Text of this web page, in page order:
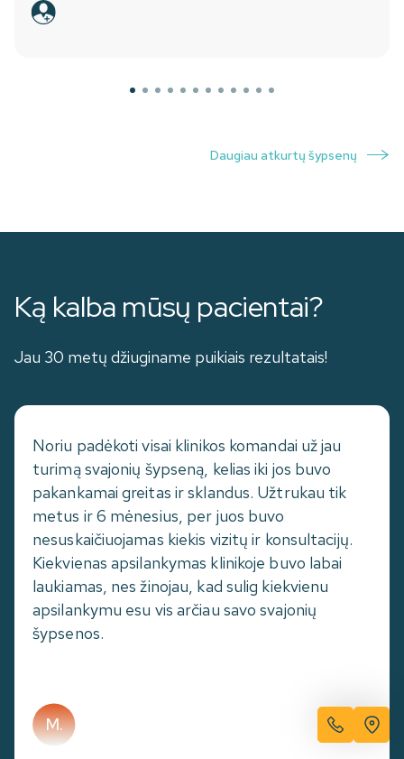
Daugiau atkurtų šypsenų
Ką kalba mūsų pacientai?
Jau 30 metų džiuginame puikiais rezultatais!
Noriu padėkoti visai klinikos komandai už jau
turimą svajonių šypseną, kelias iki jos buvo
pakankamai greitas ir sklandus. Užtrukau tik
metus ir 6 mėnesius, per juos buvo
nesuskaičiuojamas kiekis vizitų ir konsultacijų.
Kiekvienas apsilankymas klinikoje buvo labai
laukiamas, nes žinojau, kad sulig kiekvienu
apsilankymu esu vis arčiau savo svajonių
šypsenos.
M.